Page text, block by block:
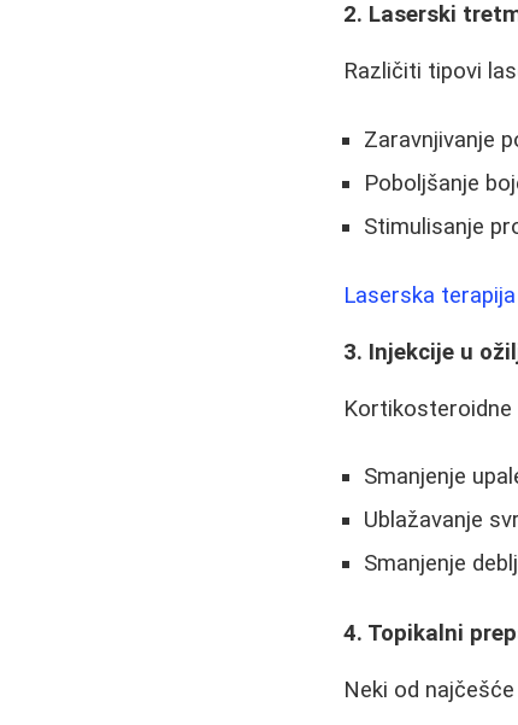
2. Laserski
Različiti tipovi
Zaravnjivanje
Poboljšanje
Stimulisanje
Laserska terapija
3. Injekcije u
Kortikosteroidne
Smanjenje
Ublažavanje
Smanjenje
4. Topikalni
Neki od